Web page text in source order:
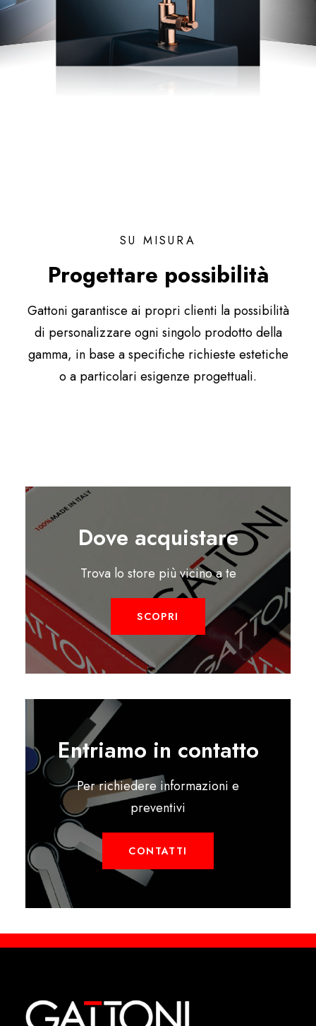
SU MISURA
Progettare possibilità
Gattoni garantisce ai propri clienti la possibilità
di personalizzare ogni singolo prodotto della
gamma, in base a specifiche richieste estetiche
o a particolari esigenze progettuali.
Dove acquistare
Trova lo store più vicino a te
SCOPRI
Entriamo in contatto
Per richiedere informazioni e
preventivi
CONTATTI